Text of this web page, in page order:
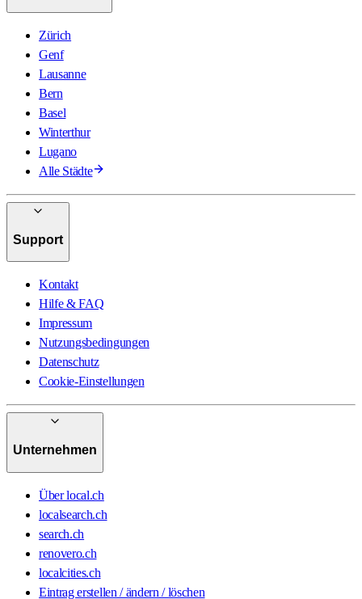
Zürich
Genf
Lausanne
Bern
Basel
Winterthur
Lugano
Alle Städte
Support
Kontakt
Hilfe & FAQ
Impressum
Nutzungsbedingungen
Datenschutz
Cookie-Einstellungen
Unternehmen
Über local.ch
localsearch.ch
search.ch
renovero.ch
localcities.ch
Eintrag erstellen / ändern / löschen